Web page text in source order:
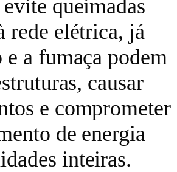
queimadas
rede elétrica, já
a fumaça podem
causar
e comprometer
de energia
inteiras.